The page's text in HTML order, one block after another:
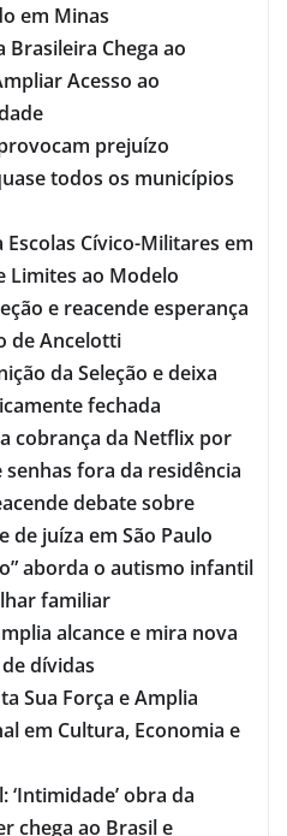
em Minas
Brasileira Chega ao
Acesso ao
prejuízo
todos os municípios
Cívico-Militares em
Limites ao Modelo
e reacende esperança
de Ancelotti
da Seleção e deixa
fechada
cobrança da Netflix por
fora da residência
debate sobre
de juíza em São Paulo
aborda o autismo infantil
familiar
alcance e mira nova
dívidas
Sua Força e Amplia
em Cultura, Economia e
obra da
chega ao Brasil e